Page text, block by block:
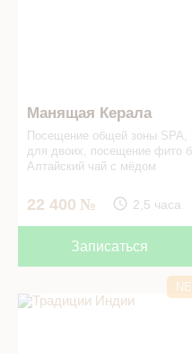
Манящая Керала
Посещение общей зоны
для двоих, посещение фито
Алтайский чай с мёдом
22 400 2,5 часа
Записаться
Традиции Индии в СПА